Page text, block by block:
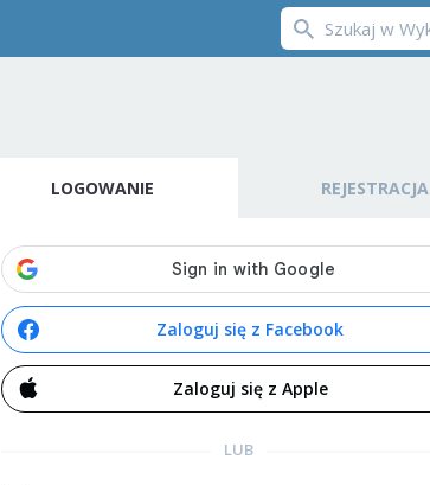
LOGOWANIE REJESTRACJA
Zaloguj się z Facebook
Zaloguj się z Apple
LUB